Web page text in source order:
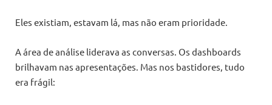
Eles existiam, estavam lá, mas não eram prioridade.
A área de análise liderava as conversas. Os dashboards
brilhavam nas apresentações. Mas nos bastidores, tudo
era frágil: